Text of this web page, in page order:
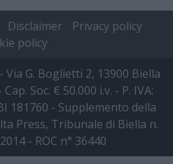
Disclaimer
Privacy policy
policy
G. Boglietti 2, 13900 Biella
Soc. € 50.000 i.v. - P. IVA:
181760 - Supplemento della
Press, Tribunale di Biella n.
- ROC n° 36440